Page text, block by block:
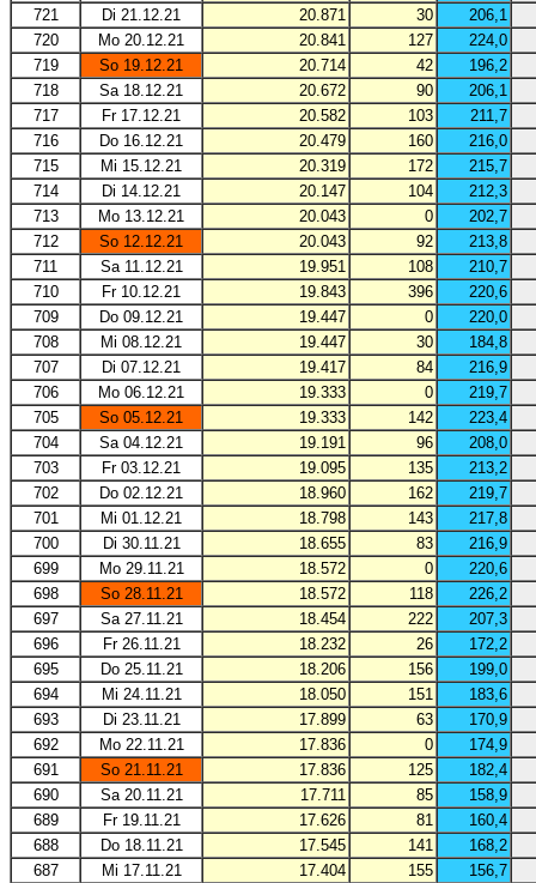
721
Di 21.12.21 20.871 30
206,1
720
Mo 20.12.21 20.841 127
224,0
719
So 19.12.21 20.714 42
196,2
718
Sa 18.12.21 20.672 90
206,1
717
Fr 17.12.21 20.582 103
211,7
716
Do 16.12.21 20.479 160
216,0
715
Mi 15.12.21 20.319 172
215,7
714
Di 14.12.21 20.147 104
212,3
713
Mo 13.12.21 20.043 0
202,7
712
So 12.12.21 20.043 92
213,8
711
Sa 11.12.21 19.951 108
210,7
710
Fr 10.12.21 19.843 396
220,6
709
Do 09.12.21 19.447 0
220,0
708
Mi 08.12.21 19.447 30
184,8
707
Di 07.12.21 19.417 84
216,9
706
Mo 06.12.21 19.333 0
219,7
705
So 05.12.21 19.333 142
223,4
704
Sa 04.12.21 19.191 96
208,0
703
Fr 03.12.21 19.095 135
213,2
702
Do 02.12.21 18.960 162
219,7
701
Mi 01.12.21 18.798 143
217,8
700
Di 30.11.21 18.655 83
216,9
699
Mo 29.11.21 18.572 0
220,6
698
So 28.11.21 18.572 118
226,2
697
Sa 27.11.21 18.454 222
207,3
696
Fr 26.11.21 18.232 26
172,2
695
Do 25.11.21 18.206 156
199,0
694
Mi 24.11.21 18.050 151
183,6
693
Di 23.11.21 17.899 63
170,9
692
Mo 22.11.21 17.836 0
174,9
691
So 21.11.21 17.836 125
182,4
690
Sa 20.11.21 17.711 85
158,9
689
Fr 19.11.21 17.626 81
160,4
688
Do 18.11.21 17.545 141
168,2
687
Mi 17.11.21 17.404 155
156,7